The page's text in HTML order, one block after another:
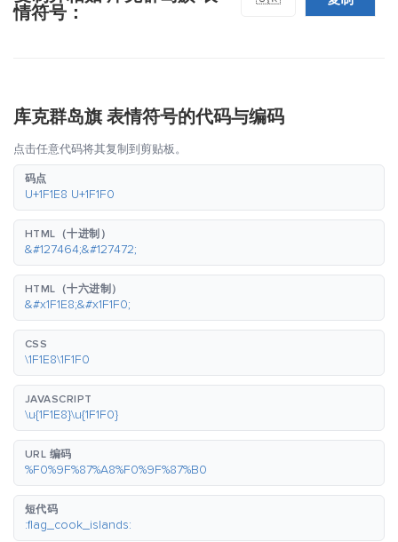
情符号：
库克群岛旗 表情符号的代码与编码
点击任意代码将其复制到剪贴板。
码点
U+1F1E8 U+1F1F0
HTML（十进制）
&#127464;&#127472;
HTML（十六进制）
&#x1F1E8;&#x1F1F0;
CSS
\1F1E8\1F1F0
JAVASCRIPT
\u{1F1E8}\u{1F1F0}
URL 编码
%F0%9F%87%A8%F0%9F%87%B0
短代码
:flag_cook_islands: